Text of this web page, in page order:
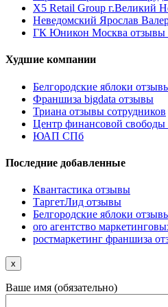
X5 Retail Group г.Великий
Неведомский Ярослав
ГК Юникон Москва отзывы
Худшие компании
Белгородские яблоки
Франшиза bigdata отзывы
Триана отзывы сотрудников
Центр финансовой
ЮАП СПб
Последние добавленные
Квантастика отзывы
ТаргетЛид отзывы
Белгородские яблоки
oro агентство
ростмаркетинг франшиза
x
Ваше имя (обязательно)